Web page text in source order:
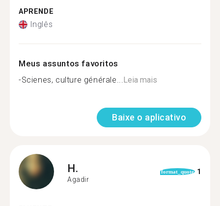
APRENDE
Inglês
Meus assuntos favoritos
-Scienes, culture générale...Leia mais
Baixe o aplicativo
H.
Agadir
format_quote 1